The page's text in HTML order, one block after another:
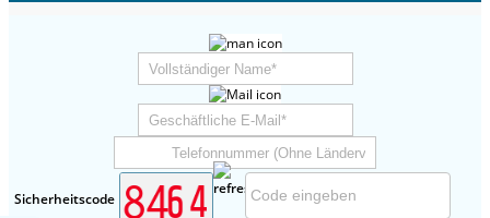
Sicherheitscode